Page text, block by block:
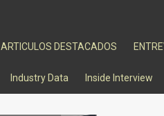
ARTICULOS DESTACADOS
Industry Data Inside Interview